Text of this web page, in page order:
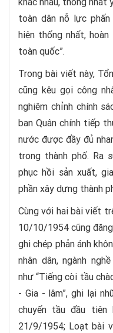
toàn dân nỗ lực
hiện thống nhất,
toàn quốc”.
Trong bài viết này,
cũng kêu gọi công
nghiêm chỉnh chính
ban Quân chính tiếp
nước được đầy đủ
trong thành phố. Ra
phục hồi sản xuất,
phần xây dựng thành
Cùng với hai bài viết
10/10/1954 cũng
ghi chép phản ánh
nhân dân, ngành
như “Tiếng còi tầu
- Gia - lâm”, ghi lại
chuyến tầu đầu
21/9/1954; Loạt bài